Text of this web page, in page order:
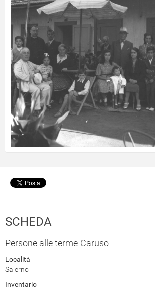
SCHEDA
Persone alle terme Caruso
Località
Salerno
Inventario